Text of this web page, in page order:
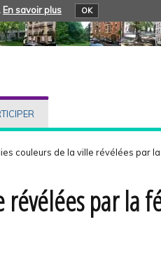
En savoir plus OK
couleurs de la ville révélées par
révélées par la